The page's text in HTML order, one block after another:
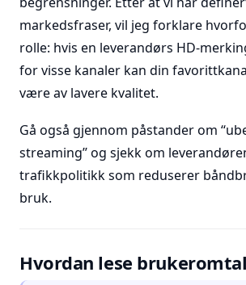
markedsfraser, vil jeg forklare
rolle: hvis en leverandørs HD-
for visse kanaler kan din
være av lavere kvalitet.
Gå også gjennom påstander om
streaming’’ og sjekk om
trafikkpolitikk som reduserer
bruk.
Hvordan lese